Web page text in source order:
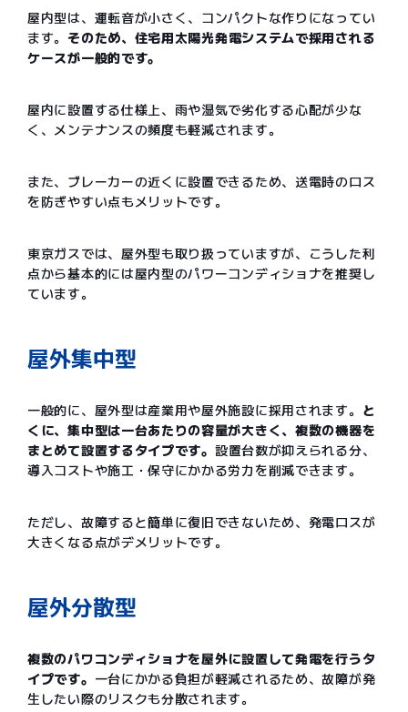
屋内型は、運転音が小さく、コンパクトな作りになってい
ます。 そのため、住宅用太陽光発電システムで採用される
ケースが一般的です。
屋内に設置する仕様上、雨や湿気で劣化する心配が少な
く、メンテナンスの頻度も軽減されます。
また、ブレーカーの近くに設置できるため、送電時のロス
を防ぎやすい点もメリットです。
東京ガスでは、屋外型も取り扱っていますが、こうした利
点から基本的には屋内型のパワーコンディショナを推奨し
ています。
屋外集中型
一般的に、屋外型は産業用や屋外施設に採用されます。 と
くに、集中型は一台あたりの容量が大きく、複数の機器を
まとめて設置するタイプです。 設置台数が抑えられる分、
導入コストや施工・保守にかかる労力を削減できます。
ただし、故障すると簡単に復旧できないため、発電ロスが
大きくなる点がデメリットです。
屋外分散型
複数のパワコンディショナを屋外に設置して発電を行うタ
イプです。 一台にかかる負担が軽減されるため、故障が発
生したい際のリスクも分散されます。